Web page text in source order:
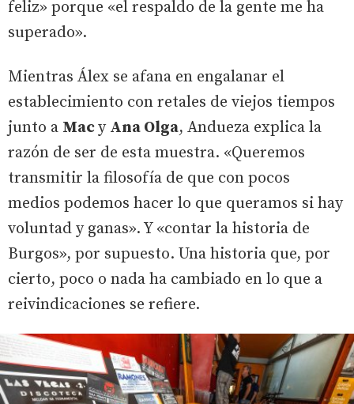
feliz» porque «el respaldo de la gente me ha
superado».
Mientras Álex se afana en engalanar el
establecimiento con retales de viejos tiempos
junto a Macy Ana Olga, Andueza explica la
razón de ser de esta muestra. «Queremos
transmitir la filosofía de que con pocos
medios podemos hacer lo que queramos si hay
voluntad y ganas». Y «contar la historia de
Burgos», por supuesto. Una historia que, por
cierto, poco o nada ha cambiado en lo que a
reivindicaciones se refiere.